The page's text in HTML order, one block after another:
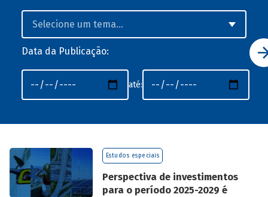
Data da Publicação:
até:
Estudos especiais
Perspectiva de investimentos
para o período 2025-2029 é